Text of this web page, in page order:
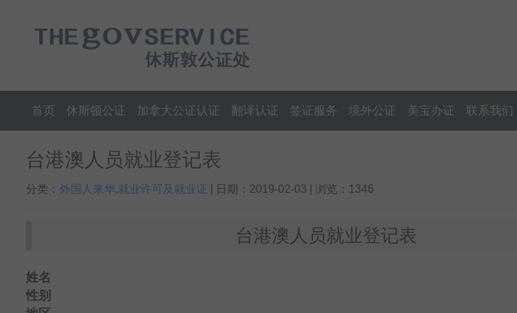
首页 休斯顿公证 加拿大公证认证 翻译认证 签证服务 境外公证 美宝办证 联系我们
台港澳人员就业登记表
分类： 外国人来华,就业许可及就业证 | 日期：2019-02-03 | 浏览：1346
台港澳人员就业登记表
姓名
性别